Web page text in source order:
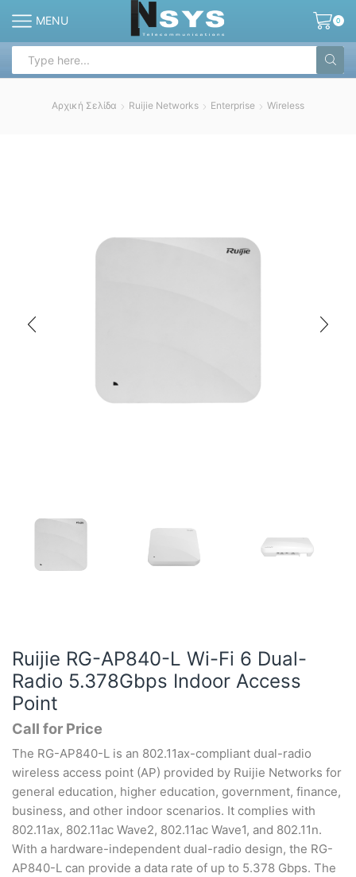
MENU 0
input
Αρχική Σελίδα Ruijie Networks Enterprise Wireless
Ruijie RG-AP840-L Wi-Fi 6 Dual-
Radio 5.378Gbps Indoor Access
Point
Call for Price
The RG-AP840-L is an 802.11ax-compliant dual-radio
wireless access point (AP) provided by Ruijie Networks for
general education, higher education, government, finance,
business, and other indoor scenarios. It complies with
802.11ax, 802.11ac Wave2, 802.11ac Wave1, and 802.11n.
With a hardware-independent dual-radio design, the RG-
AP840-L can provide a data rate of up to 5.378 Gbps. The